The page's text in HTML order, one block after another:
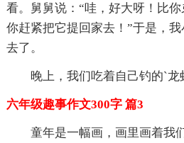
看。舅舅说：“哇，好大呀！比你
你赶紧把它提回家去！”于是，
去了。
晚上，我们吃着自己钓的`龙
六年级趣事作文300字 篇3
童年是一幅画，画里画着我